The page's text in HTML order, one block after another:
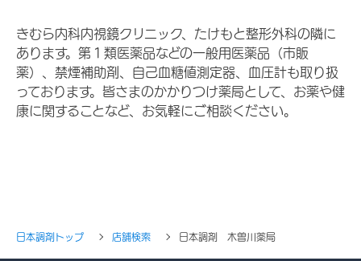
きむら内科内視鏡クリニック、たけもと整形外科の隣に
あります。第１類医薬品などの一般用医薬品（市販
薬）、禁煙補助剤、自己血糖値測定器、血圧計も取り扱
っております。皆さまのかかりつけ薬局として、お薬や健
康に関することなど、お気軽にご相談ください。
日本調剤トップ 店舗検索 日本調剤 木曽川薬局